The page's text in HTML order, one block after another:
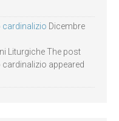
cardinalizio Dicembre
Liturgiche The post
appeared